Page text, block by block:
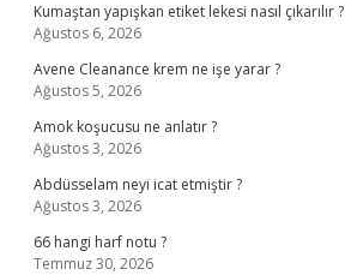
Kumaştan yapışkan etiket lekesi nasıl çıkarılır ?
Ağustos 6, 2026
Avene Cleanance krem ne işe yarar ?
Ağustos 5, 2026
Amok koşucusu ne anlatır ?
Ağustos 3, 2026
Abdüsselam neyi icat etmiştir ?
Ağustos 3, 2026
66 hangi harf notu ?
Temmuz 30, 2026